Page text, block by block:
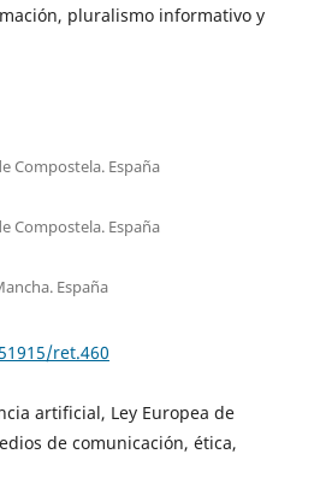
pluralismo informativo y
Compostela. España
Compostela. España
España
ret.460
artificial, Ley Europea de
de comunicación, ética,